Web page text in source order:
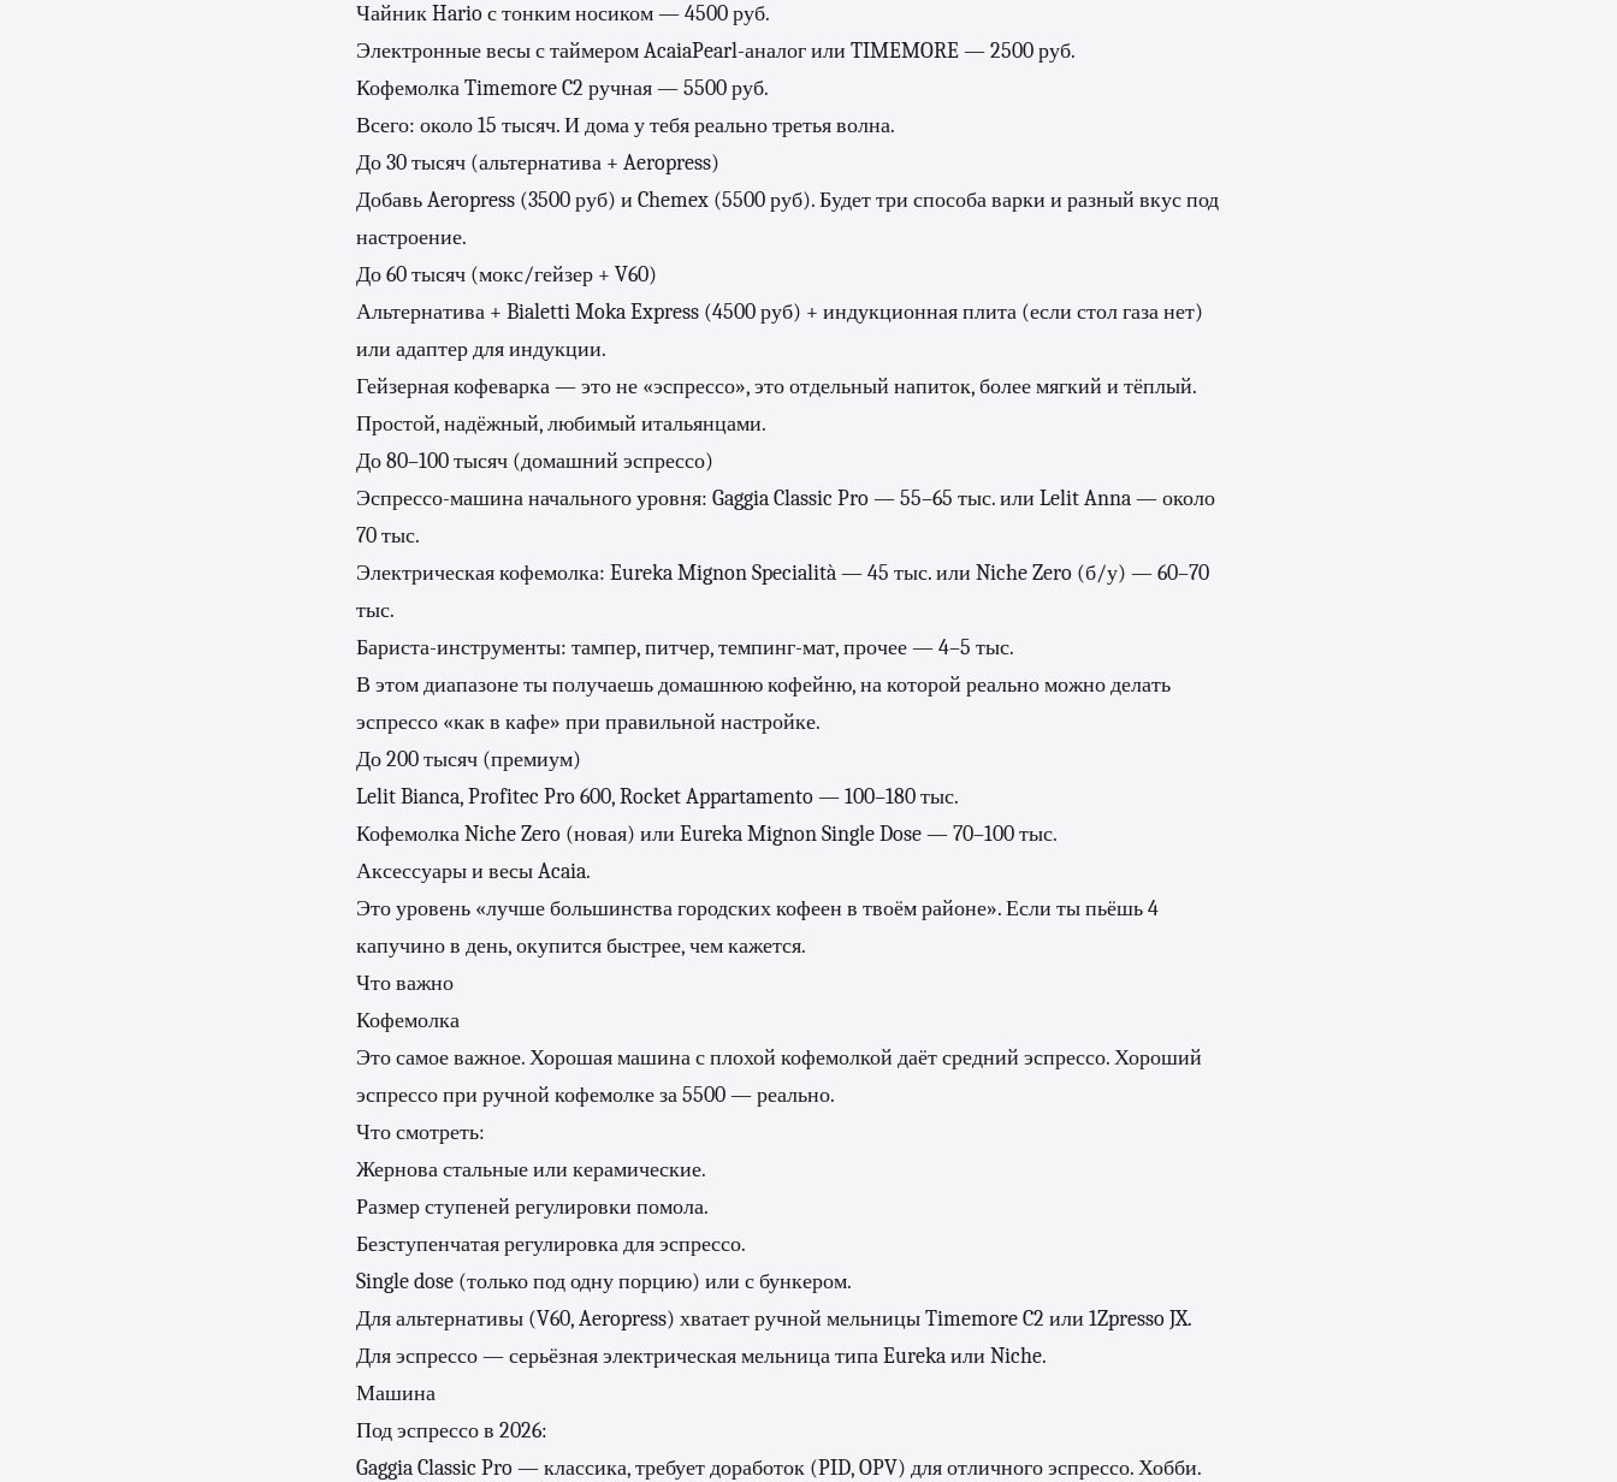
Чайник Hario с тонким носиком — 4500 руб.
Электронные весы с таймером AcaiaPearl-аналог или TIMEMORE — 2500 руб.
Кофемолка Timemore C2 ручная — 5500 руб.
Всего: около 15 тысяч. И дома у тебя реально третья волна.
До 30 тысяч (альтернатива + Aeropress)
Добавь Aeropress (3500 руб) и Chemex (5500 руб). Будет три способа варки и разный вкус под
настроение.
До 60 тысяч (мокс/гейзер + V60)
Альтернатива + Bialetti Moka Express (4500 руб) + индукционная плита (если стол газа нет)
или адаптер для индукции.
Гейзерная кофеварка — это не «эспрессо», это отдельный напиток, более мягкий и тёплый.
Простой, надёжный, любимый итальянцами.
До 80–100 тысяч (домашний эспрессо)
Эспрессо-машина начального уровня: Gaggia Classic Pro — 55–65 тыс. или Lelit Anna — около
70 тыс.
Электрическая кофемолка: Eureka Mignon Specialità — 45 тыс. или Niche Zero (б/у) — 60–70
тыс.
Бариста-инструменты: тампер, питчер, темпинг-мат, прочее — 4–5 тыс.
В этом диапазоне ты получаешь домашнюю кофейню, на которой реально можно делать
эспрессо «как в кафе» при правильной настройке.
До 200 тысяч (премиум)
Lelit Bianca, Profitec Pro 600, Rocket Appartamento — 100–180 тыс.
Кофемолка Niche Zero (новая) или Eureka Mignon Single Dose — 70–100 тыс.
Аксессуары и весы Acaia.
Это уровень «лучше большинства городских кофеен в твоём районе». Если ты пьёшь 4
капучино в день, окупится быстрее, чем кажется.
Что важно
Кофемолка
Это самое важное. Хорошая машина с плохой кофемолкой даёт средний эспрессо. Хороший
эспрессо при ручной кофемолке за 5500 — реально.
Что смотреть:
Жернова стальные или керамические.
Размер ступеней регулировки помола.
Безступенчатая регулировка для эспрессо.
Single dose (только под одну порцию) или с бункером.
Для альтернативы (V60, Aeropress) хватает ручной мельницы Timemore C2 или 1Zpresso JX.
Для эспрессо — серьёзная электрическая мельница типа Eureka или Niche.
Машина
Под эспрессо в 2026:
Gaggia Classic Pro — классика, требует доработок (PID, OPV) для отличного эспрессо. Хобби.